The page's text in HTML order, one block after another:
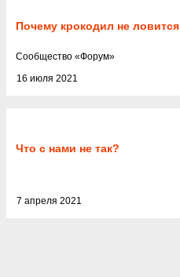
Почему крокодил не ловится
16 июля 2021
Cообщество «Форум»
Что с нами не так?
7 апреля 2021